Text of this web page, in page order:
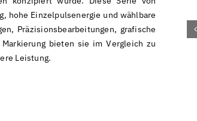
hohe Einzelpulsenergie und wählbare
Präzisionsbearbeitungen, grafische
bieten sie im Vergleich zu
Leistung.